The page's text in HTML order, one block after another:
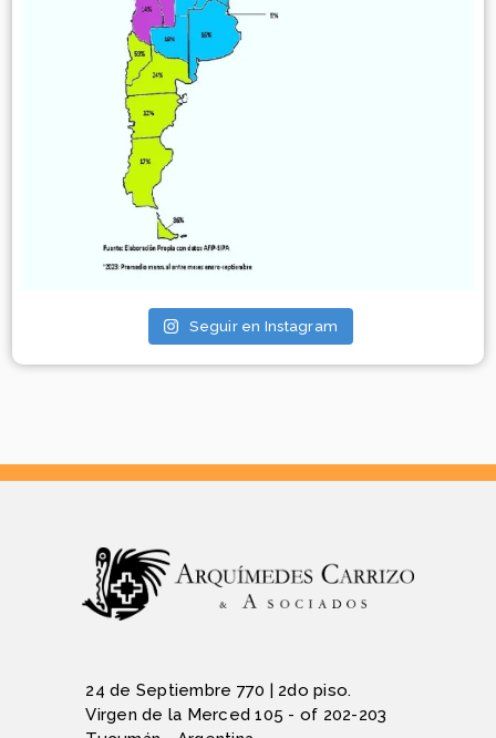
Seguir en Instagram
24 de Septiembre 770 | 2do piso.
Virgen de la Merced 105 - of 202-203